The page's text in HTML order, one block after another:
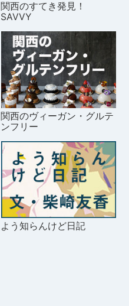
関西のすてき発見！
SAVVY
関西のヴィーガン・グルテ
ンフリー
よう知らんけど日記